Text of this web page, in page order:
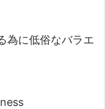
為に低俗なバラエ